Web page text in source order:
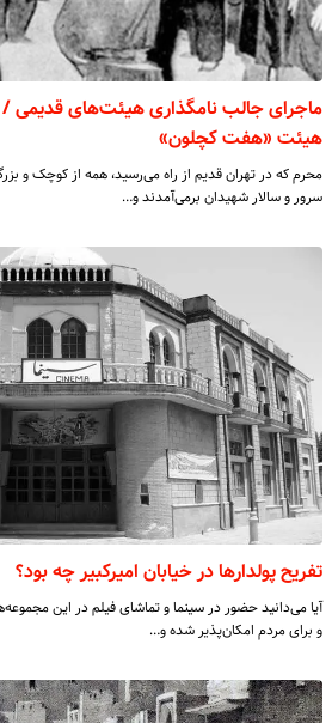
ماجرای جالب نامگذاری هیئت‌های قدیمی /
هیئت «هفت کچلون»
محرم که در تهران قدیم از راه می‌رسید، همه از کوچک و
سرور و سالار شهیدان برمی‌آمدند و…
تفریح پولدارها در خیابان امیرکبیر چه بود؟
آیا می‌دانید حضور در سینما و تماشای فیلم در این
و برای مردم امکان‌پذیر شده و…